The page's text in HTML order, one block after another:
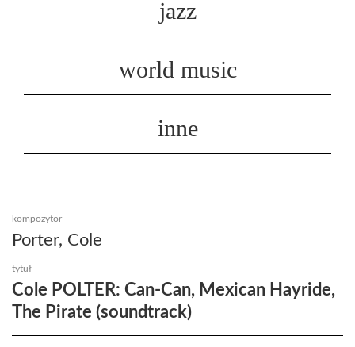
jazz
world music
inne
kompozytor
Porter, Cole
tytuł
Cole POLTER: Can-Can, Mexican Hayride,
The Pirate (soundtrack)